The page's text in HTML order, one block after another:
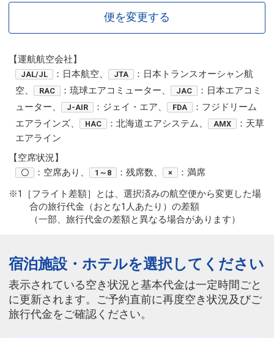
便を変更する
【運航航空会社】
JAL/JL ：日本航空、 JTA
：日本トランスオーシャン航
空、
RAC ：琉球エアコミューター、 JAC
：日本エアコミ
ューター、
J-AIR ：ジェイ・エア、 FDA
：フジドリーム
エアラインズ、
HAC ：北海道エアシステム、 AMX
：天草
エアライン
【空席状況】
〇 ：空席あり、 1～8 ：残席数、 ×
：満席
※1［フライト差額］とは、選択済みの航空便から変更した場
合の旅行代金（おとな1人あたり）の差額
（一部、旅行代金の差額と異なる場合があります）
宿泊施設・ホテルを選択してください
表示されている空き状況と基本代金は一定時間ごと
に更新されます。ご予約直前に再度空き状況及びご
旅行代金をご確認ください。